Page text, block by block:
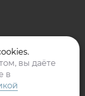
401
вы даёте
в